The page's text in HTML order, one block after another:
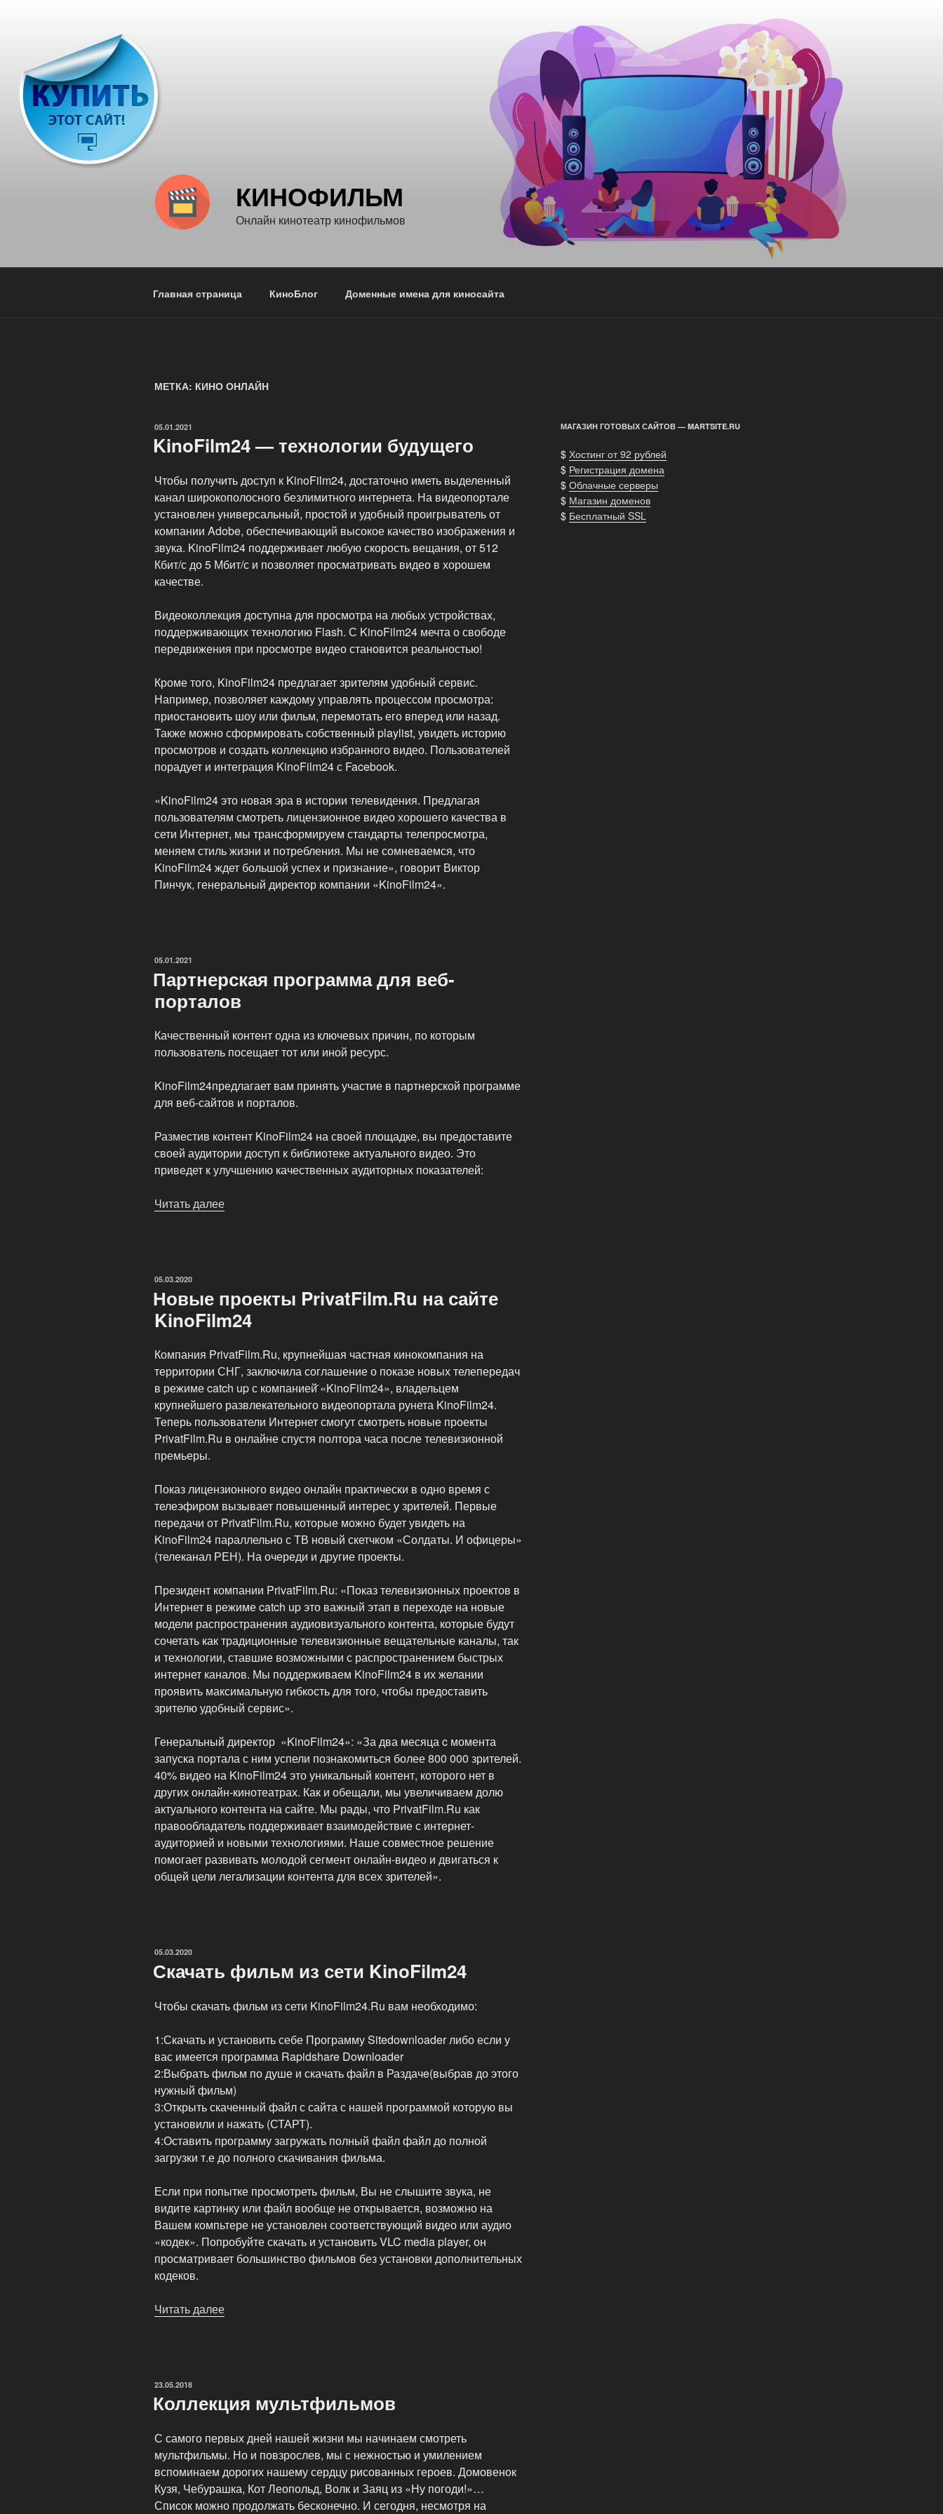
КИНОФИЛЬМ
Онлайн кинотеатр кинофильмов
Главная страница КиноБлог Доменные имена для киносайта
МЕТКА: КИНО ОНЛАЙН
ОПУБЛИКОВАНО
05.01.2021
KinoFilm24 — технологии будущего
Чтобы получить доступ к KinoFilm24, достаточно иметь выделенный
канал широкополосного безлимитного интернета. На видеопортале
установлен универсальный, простой и удобный проигрыватель от
компании Adobe, обеспечивающий высокое качество изображения и
звука. KinoFilm24 поддерживает любую скорость вещания, от 512
Кбит/с до 5 Мбит/с и позволяет просматривать видео в хорошем
качестве.
Видеоколлекция доступна для просмотра на любых устройствах,
поддерживающих технологию Flash. С KinoFilm24 мечта о свободе
передвижения при просмотре видео становится реальностью!
Кроме того, KinoFilm24 предлагает зрителям удобный сервис.
Например, позволяет каждому управлять процессом просмотра:
приостановить шоу или фильм, перемотать его вперед или назад.
Также можно сформировать собственный playlist, увидеть историю
просмотров и создать коллекцию избранного видео. Пользователей
порадует и интеграция KinoFilm24 с Facebook.
«KinoFilm24 это новая эра в истории телевидения. Предлагая
пользователям смотреть лицензионное видео хорошего качества в
сети Интернет, мы трансформируем стандарты телепросмотра,
меняем стиль жизни и потребления. Мы не сомневаемся, что
KinoFilm24 ждет большой успех и признание», говорит Виктор
Пинчук, генеральный директор компании «KinoFilm24».
ОПУБЛИКОВАНО
05.01.2021
Партнерская программа для веб-
порталов
Качественный контент одна из ключевых причин, по которым
пользователь посещает тот или иной ресурс.
KinoFilm24предлагает вам принять участие в партнерской программе
для веб-сайтов и порталов.
Разместив контент KinoFilm24 на своей площадке, вы предоставите
своей аудитории доступ к библиотеке актуального видео. Это
приведет к улучшению качественных аудиторных показателей:
Читать далее
ОПУБЛИКОВАНО
05.03.2020
Новые проекты PrivatFilm.Ru на сайте
KinoFilm24
Компания PrivatFilm.Ru, крупнейшая частная кинокомпания на
территории СНГ, заключила соглашение о показе новых телепередач
в режиме catch up с компанией̆ «KinoFilm24», владельцем
крупнейшего развлекательного видеопортала рунета KinoFilm24.
Теперь пользователи Интернет смогут смотреть новые проекты
PrivatFilm.Ru в онлайне спустя полтора часа после телевизионной
премьеры.
Показ лицензионного видео онлайн практически в одно время с
телеэфиром вызывает повышенный интерес у зрителей. Первые
передачи от PrivatFilm.Ru, которые можно будет увидеть на
KinoFilm24 параллельно с ТВ новый скетчком «Солдаты. И офицеры»
(телеканал РЕН). На очереди и другие проекты.
Президент компании PrivatFilm.Ru: «Показ телевизионных проектов в
Интернет в режиме catch up это важный этап в переходе на новые
модели распространения аудиовизуального контента, которые будут
сочетать как традиционные телевизионные вещательные каналы, так
и технологии, ставшие возможными с распространением быстрых
интернет каналов. Мы поддерживаем KinoFilm24 в их желании
проявить максимальную гибкость для того, чтобы предоставить
зрителю удобный сервис».
Генеральный директор «KinoFilm24»: «За два месяца c момента
запуска портала с ним успели познакомиться более 800 000 зрителей.
40% видео на KinoFilm24 это уникальный контент, которого нет в
других онлайн-кинотеатрах. Как и обещали, мы увеличиваем долю
актуального контента на сайте. Мы рады, что PrivatFilm.Ru как
правообладатель поддерживает взаимодействие с интернет-
аудиторией и новыми технологиями. Наше совместное решение
помогает развивать молодой сегмент онлайн-видео и двигаться к
общей цели легализации контента для всех зрителей».
ОПУБЛИКОВАНО
05.03.2020
Скачать фильм из сети KinoFilm24
Чтобы скачать фильм из сети KinoFilm24.Ru вам необходимо:
1:Скачать и установить себе Программу Sitedownloader либо если у
вас имеется программа Rapidshare Downloader
2:Выбрать фильм по душе и скачать файл в Раздачe(выбрав до этого
нужный фильм)
3:Открыть скаченный файл с сайта с нашей программой которую вы
установили и нажать (СТАРТ).
4:Оставить программу загружать полный файл файл до полной
загрузки т.е до полного скачивания фильма.
Если при попытке просмотреть фильм, Вы не слышите звука, не
видите картинку или файл вообще не открывается, возможно на
Вашем компьтере не установлен соответствующий видео или аудио
«кодек». Попробуйте скачать и установить VLC media player, он
просматривает большинство фильмов без установки дополнительных
кодеков.
Читать далее
ОПУБЛИКОВАНО
23.05.2018
Коллекция мультфильмов
С самого первых дней нашей жизни мы начинаем смотреть
мультфильмы. Но и повзрослев, мы с нежностью и умилением
вспоминаем дорогих нашему сердцу рисованных героев. Домовенок
Кузя, Чебурашка, Кот Леопольд, Волк и Заяц из «Ну погоди!»…
Список можно продолжать бесконечно. И сегодня, несмотря на
МАГАЗИН ГОТОВЫХ САЙТОВ — MARTSITE.RU
$ Хостинг от 92 рублей
$ Регистрация домена
$ Облачные серверы
$ Магазин доменов
$ Бесплатный SSL